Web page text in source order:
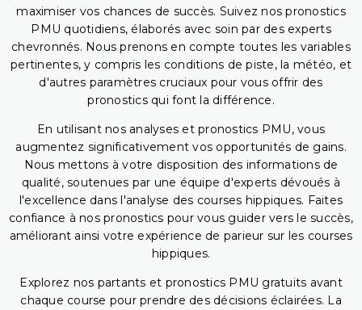
maximiser vos chances de succès. Suivez nos pronostics
PMU quotidiens, élaborés avec soin par des experts
chevronnés. Nous prenons en compte toutes les variables
pertinentes, y compris les conditions de piste, la météo, et
d'autres paramètres cruciaux pour vous offrir des
pronostics qui font la différence.
En utilisant nos analyses et pronostics PMU, vous
augmentez significativement vos opportunités de gains.
Nous mettons à votre disposition des informations de
qualité, soutenues par une équipe d'experts dévoués à
l'excellence dans l'analyse des courses hippiques. Faites
confiance à nos pronostics pour vous guider vers le succès,
améliorant ainsi votre expérience de parieur sur les courses
hippiques.
Explorez nos partants et pronostics PMU gratuits avant
chaque course pour prendre des décisions éclairées. La